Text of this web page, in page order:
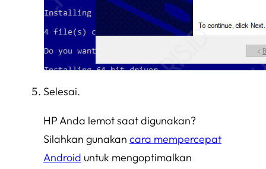
Selesai.
HP Anda lemot saat digunakan?
Silahkan gunakan cara mempercepat
Android untuk mengoptimalkan